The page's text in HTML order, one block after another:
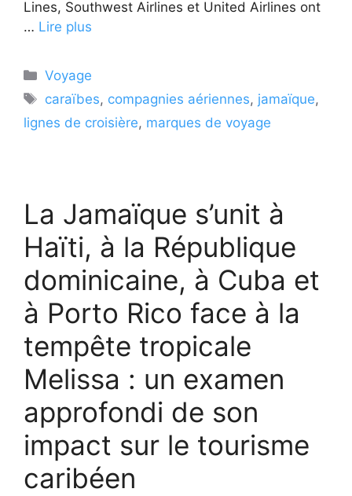
Lines, Southwest Airlines et United Airlines ont
… Lire plus
Catégories
Voyage
Étiquettes
caraïbes, compagnies aériennes, jamaïque,
lignes de croisière, marques de voyage
La Jamaïque s’unit à
Haïti, à la République
dominicaine, à Cuba et
à Porto Rico face à la
tempête tropicale
Melissa : un examen
approfondi de son
impact sur le tourisme
caribéen